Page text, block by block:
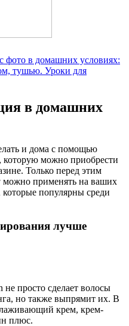
фото в домашних условиях:
тушью. Уроки для
в домашних
и дома с помощью
которую можно приобрести
Только перед этим
можно применять на ваших
популярны среди
лучше
просто сделает волосы
но также выпрямит их. В
крем, крем-
плюс.